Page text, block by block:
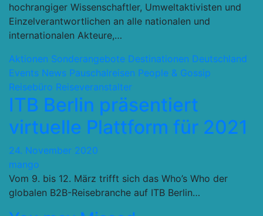
hochrangiger Wissenschaftler, Umweltaktivisten und
Einzelverantwortlichen an alle nationalen und
internationalen Akteure,…
Aktionen Sonderangebote Destinationen Deutschland
Events News Pauschalreisen People & Gossip
Reisebüro Reiseveranstalter
ITB Berlin präsentiert
virtuelle Plattform für 2021
24. November 2020
mango
Vom 9. bis 12. März trifft sich das Who’s Who der
globalen B2B-Reisebranche auf ITB Berlin…